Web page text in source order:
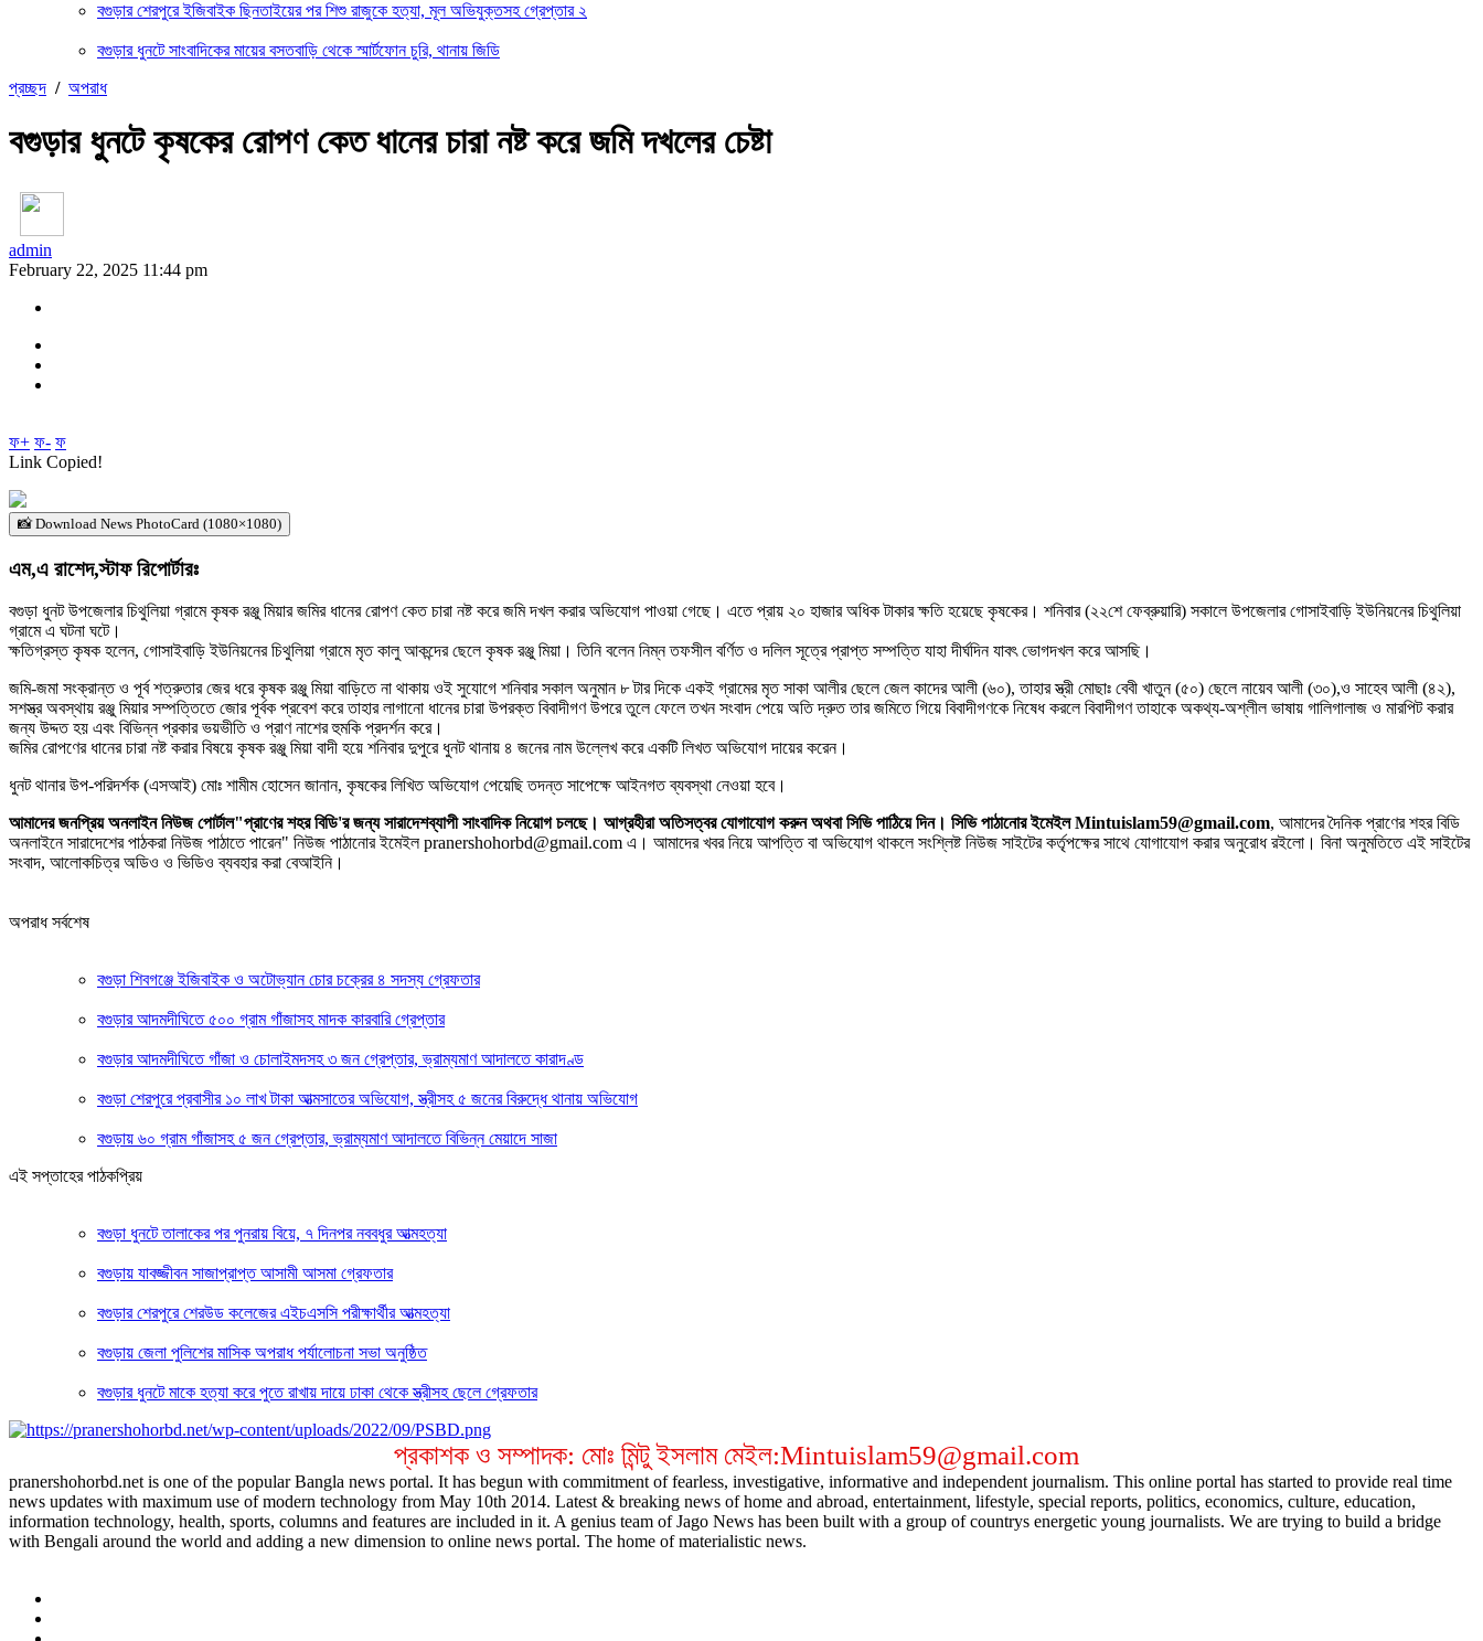
বগুড়ার শেরপুরে ইজিবাইক ছিনতাইয়ের পর শিশু রাজুকে হত্যা, মূল অভিযুক্তসহ গ্রেপ্তার ২
বগুড়ার ধুনটে সাংবাদিকের মায়ের বসতবাড়ি থেকে স্মার্টফোন চুরি, থানায় জিডি
প্রচ্ছদ / অপরাধ
বগুড়ার ধুনটে কৃষকের রোপণ কেত ধানের চারা নষ্ট করে জমি দখলের চেষ্টা
admin
February 22, 2025 11:44 pm
ফ+ ফ- ফ
Link Copied!
📸 Download News PhotoCard (1080×1080)
এম,এ রাশেদ,স্টাফ রিপোর্টারঃ
বগুড়া ধুনট উপজেলার চিথুলিয়া গ্রামে কৃষক রঞ্জু মিয়ার জমির ধানের রোপণ কেত চারা নষ্ট করে জমি দখল করার অভিযোগ পাওয়া গেছে। এতে প্রায় ২০ হাজার অধিক টাকার ক্ষতি হয়েছে কৃষকের। শনিবার (২২শে ফেব্রুয়ারি) সকালে উপজেলার গোসাইবাড়ি ইউনিয়নের চিথুলিয়া
গ্রামে এ ঘটনা ঘটে।
ক্ষতিগ্রস্ত কৃষক হলেন, গোসাইবাড়ি ইউনিয়নের চিথুলিয়া গ্রামে মৃত কালু আকন্দের ছেলে কৃষক রঞ্জু মিয়া। তিনি বলেন নিম্ন তফসীল বর্ণিত ও দলিল সূত্রে প্রাপ্ত সম্পত্তি যাহা দীর্ঘদিন যাবৎ ভোগদখল করে আসছি।
জমি-জমা সংক্রান্ত ও পূর্ব শত্রুতার জের ধরে কৃষক রঞ্জু মিয়া বাড়িতে না থাকায় ওই সুযোগে শনিবার সকাল‌ অনুমান ৮ টার দিকে একই গ্রামের মৃত সাকা আলীর ছেলে জেল কাদের আলী (৬০), তাহার স্ত্রী মোছাঃ বেবী খাতুন (৫০) ছেলে নায়েব আলী (৩০),ও সাহেব আলী (৪২),
সশস্ত্র অবস্থায় রঞ্জু মিয়ার সম্পত্তিতে জোর পূর্বক প্রবেশ করে তাহার লাগানো ধানের চারা উপরক্ত বিবাদীগণ উপরে তুলে ফেলে তখন সংবাদ পেয়ে অতি দ্রুত তার জমিতে গিয়ে বিবাদীগণকে নিষেধ করলে বিবাদীগণ তাহাকে অকথ্য-অশ্লীল ভাষায় গালিগালাজ ও মারপিট করার
জন্য উদ্দত হয় এবং বিভিন্ন প্রকার ভয়ভীতি ও প্রাণ নাশের হুমকি প্রদর্শন করে।
জমির রোপণের ধানের চারা নষ্ট করার বিষয়ে কৃষক রঞ্জু মিয়া বাদী হয়ে শনিবার দুপুরে ধুনট থানায় ৪ জনের নাম উল্লেখ করে একটি লিখত অভিযোগ দায়ের করেন।
ধুনট থানার উপ-পরিদর্শক (এসআই) মোঃ শামীম হোসেন জানান, কৃষকের লিখিত অভিযোগ পেয়েছি তদন্ত সাপেক্ষে আইনগত ব্যবস্থা নেওয়া হবে।
আমাদের জনপ্রিয় অনলাইন নিউজ পোর্টাল"প্রাণের শহর বিডি'র জন্য সারাদেশব্যাপী সাংবাদিক নিয়োগ চলছে। আগ্রহীরা অতিসত্বর যোগাযোগ করুন অথবা সিভি পাঠিয়ে দিন। সিভি পাঠানোর ইমেইল Mintuislam59@gmail.com, আমাদের দৈনিক প্রাণের শহর বিডি
অনলাইনে সারাদেশের পাঠকরা নিউজ পাঠাতে পারেন" নিউজ পাঠানোর ইমেইল pranershohorbd@gmail.com এ। আমাদের খবর নিয়ে আপত্তি বা অভিযোগ থাকলে সংশ্লিষ্ট নিউজ সাইটের কর্তৃপক্ষের সাথে যোগাযোগ করার অনুরোধ রইলো। বিনা অনুমতিতে এই সাইটের
সংবাদ, আলোকচিত্র অডিও ও ভিডিও ব্যবহার করা বেআইনি।
অপরাধ সর্বশেষ
বগুড়া শিবগঞ্জে ইজিবাইক ও অটোভ্যান চোর চক্রের ৪ সদস্য গ্রেফতার
বগুড়ার আদমদীঘিতে ৫০০ গ্রাম গাঁজাসহ মাদক কারবারি গ্রেপ্তার
বগুড়ার আদমদীঘিতে গাঁজা ও চোলাইমদসহ ৩ জন গ্রেপ্তার, ভ্রাম্যমাণ আদালতে কারাদণ্ড
বগুড়া শেরপুরে প্রবাসীর ১০ লাখ টাকা আত্মসাতের অভিযোগ, স্ত্রীসহ ৫ জনের বিরুদ্ধে থানায় অভিযোগ
বগুড়ায় ৬০ গ্রাম গাঁজাসহ ৫ জন গ্রেপ্তার, ভ্রাম্যমাণ আদালতে বিভিন্ন মেয়াদে সাজা
এই সপ্তাহের পাঠকপ্রিয়
বগুড়া ধুনটে তালাকের পর পুনরায় বিয়ে, ৭ দিনপর নববধুর আত্মহত্যা
বগুড়ায় যাবজ্জীবন সাজাপ্রাপ্ত আসামী আসমা গ্রেফতার
বগুড়ার শেরপুরে শেরউড কলেজের এইচএসসি পরীক্ষার্থীর আত্মহত্যা
বগুড়ায় জেলা পুলিশের মাসিক অপরাধ পর্যালোচনা সভা অনুষ্ঠিত
বগুড়ার ধুনটে মাকে হত্যা করে পুতে রাখায় দায়ে ঢাকা থেকে স্ত্রীসহ ছেলে গ্রেফতার
প্রকাশক ও সম্পাদক: মোঃ মিন্টু ইসলাম মেইল:Mintuislam59@gmail.com
pranershohorbd.net is one of the popular Bangla news portal. It has begun with commitment of fearless, investigative, informative and independent journalism. This online portal has started to provide real time
news updates with maximum use of modern technology from May 10th 2014. Latest & breaking news of home and abroad, entertainment, lifestyle, special reports, politics, economics, culture, education,
information technology, health, sports, columns and features are included in it. A genius team of Jago News has been built with a group of countrys energetic young journalists. We are trying to build a bridge
with Bengali around the world and adding a new dimension to online news portal. The home of materialistic news.